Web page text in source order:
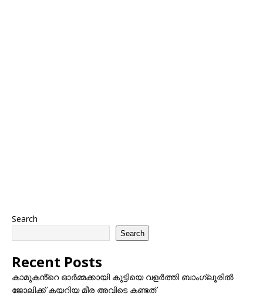
Search
Search
Recent Posts
കാമുകൻ്റെ ഓർമ്മക്കായി കുട്ടിയെ വളർത്തി ബാംഗ്ലൂരിൽ
ജോലിക്ക് കയറിയ മീര അവിടെ കണ്ടത്